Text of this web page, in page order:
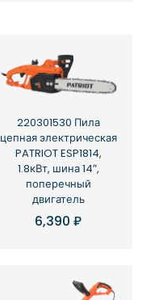
220301530 Пила
цепная электрическая
PATRIOT ESP1814,
1.8кВт, шина 14″,
поперечный
двигатель
6,390₽